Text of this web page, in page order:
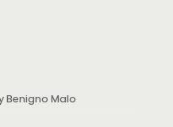
Benigno Malo